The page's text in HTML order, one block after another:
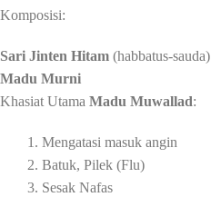
Komposisi:
Sari Jinten Hitam (habbatus-sauda)
Madu Murni
Khasiat Utama Madu Muwallad:
1. Mengatasi masuk angin
2. Batuk, Pilek (Flu)
3. Sesak Nafas